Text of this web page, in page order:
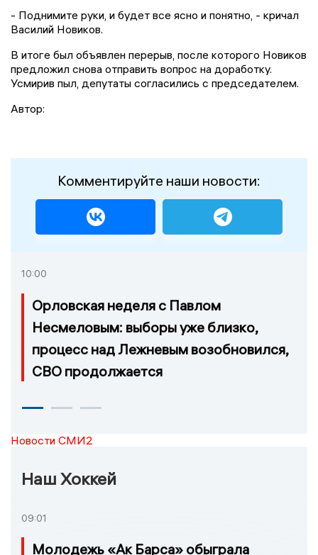
- Поднимите руки, и будет все ясно и понятно, - кричал
Василий Новиков.
В итоге был объявлен перерыв, после которого Новиков
предложил снова отправить вопрос на доработку.
Усмирив пыл, депутаты согласились с председателем.
Автор:
Комментируйте наши новости:
10:00
Орловская неделя с Павлом
Несмеловым: выборы уже близко,
процесс над Лежневым возобновился,
СВО продолжается
Новости СМИ2
Наш Хоккей
09:01
Молодежь «Ак Барса» обыграла